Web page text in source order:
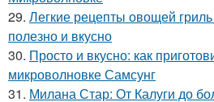
29. Легкие рецепты овощей
полезно и вкусно
30. Просто и вкусно: как
микроволновке Самсунг
31. Милана Стар: От Калуги до